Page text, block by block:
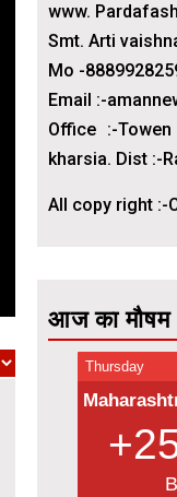
www.
Smt. Arti
Mo -
Email :-
Office :-
kharsia. Dist :-
All copy right :-
आज का मौषम
Thursday